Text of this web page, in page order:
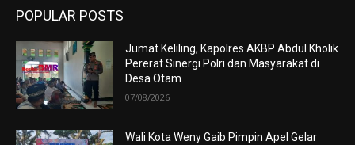
POPULAR POSTS
Jumat Keliling, Kapolres AKBP Abdul Kholik
Pererat Sinergi Polri dan Masyarakat di
Desa Otam
07/08/2026
Wali Kota Weny Gaib Pimpin Apel Gelar